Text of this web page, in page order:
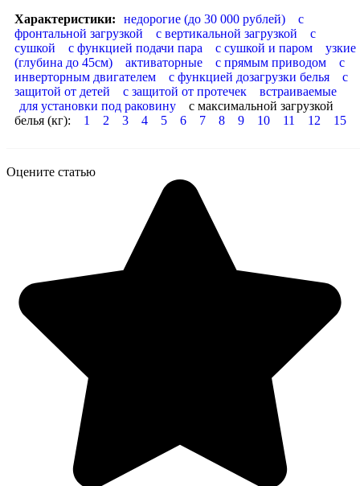
Характеристики:
недорогие (до 30 000 рублей)
с
фронтальной загрузкой
с вертикальной загрузкой
с
сушкой
с функцией подачи пара с сушкой и паром
узкие
(глубина до 45см)
активаторные с прямым приводом
с
инверторным двигателем
с функцией дозагрузки белья
с
защитой от детей
с защитой от протечек
встраиваемые
для установки под раковину
с максимальной загрузкой
белья (кг):
1 2 3 4 5 6 7 8 9 10 11 12 15
Оцените статью